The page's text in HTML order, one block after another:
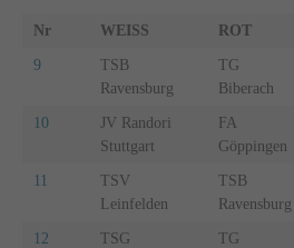
Nr WEISS ROT
9
TSB
Ravensburg
TG
Biberach
10
JV Randori
Stuttgart
FA
Göppingen
11
TSV
Leinfelden
TSB
Ravensburg
12
TSG
TG